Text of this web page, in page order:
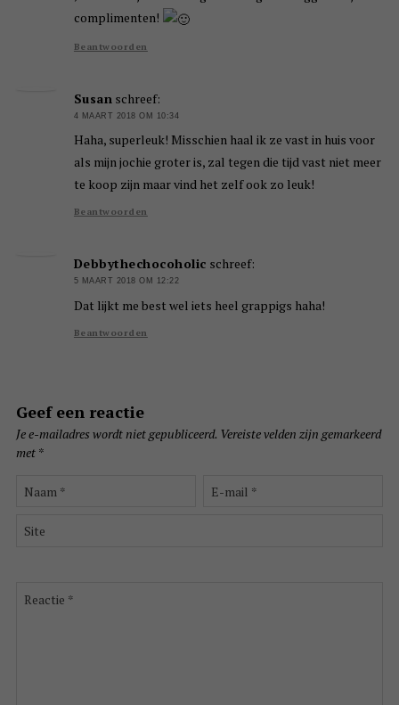
complimenten!
Beantwoorden
Susan schreef:
4 MAART 2018 OM 10:34
Haha, superleuk! Misschien haal ik ze vast in huis voor
als mijn jochie groter is, zal tegen die tijd vast niet meer
te koop zijn maar vind het zelf ook zo leuk!
Beantwoorden
Debbythechocoholic schreef:
5 MAART 2018 OM 12:22
Dat lijkt me best wel iets heel grappigs haha!
Beantwoorden
Geef een reactie
Je e-mailadres wordt niet gepubliceerd. Vereiste velden zijn gemarkeerd
met *
mail